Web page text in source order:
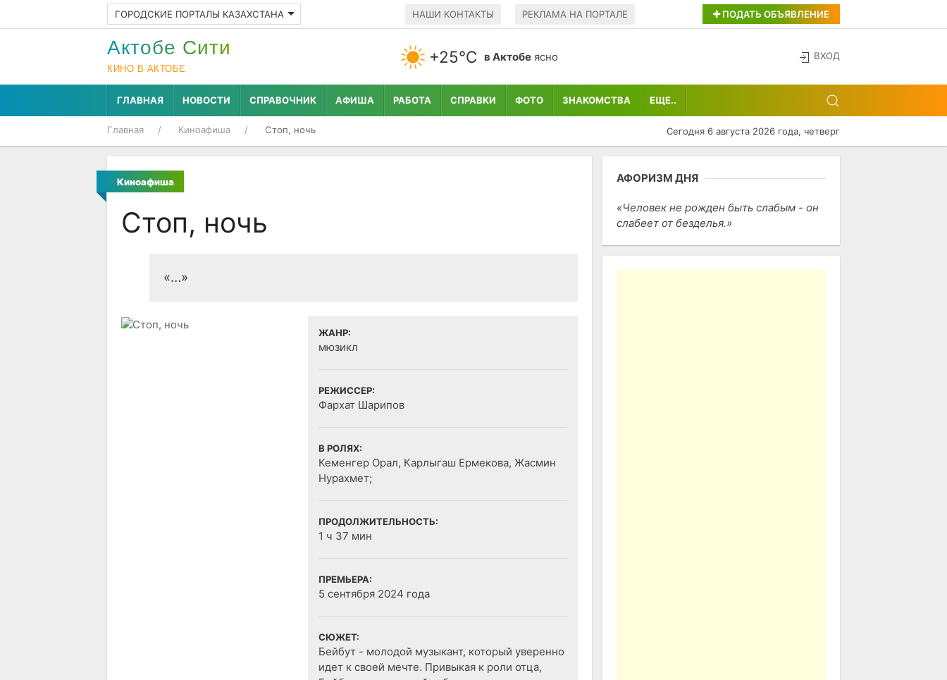
ГОРОДСКИЕ ПОРТАЛЫ КАЗАХСТАНА НАШИ КОНТАКТЫ РЕКЛАМА НА ПОРТАЛЕ ПОДАТЬ ОБЪЯВЛЕНИЕ
Актобе Cити
КИНО В АКТОБЕ
+25°С в Актобе ясно ВХОД
ГЛАВНАЯ НОВОСТИ СПРАВОЧНИК АФИША РАБОТА СПРАВКИ ФОТО ЗНАКОМСТВА ЕЩЕ..
Главная Киноафиша Стоп, ночь Сегодня 6 августа 2026 года, четверг
Киноафиша
Стоп, ночь
«…»
ЖАНР:
мюзикл
РЕЖИССЕР:
Фархат Шарипов
В РОЛЯХ:
Кеменгер Орал, Карлыгаш Ермекова, Жасмин
Нурахмет;
ПРОДОЛЖИТЕЛЬНОСТЬ:
1 ч 37 мин
ПРЕМЬЕРА:
5 сентября 2024 года
СЮЖЕТ:
Бейбут - молодой музыкант, который уверенно
идет к своей мечте. Привыкая к роли отца,
АФОРИЗМ ДНЯ
Человек не рожден быть слабым - он
слабеет от безделья.